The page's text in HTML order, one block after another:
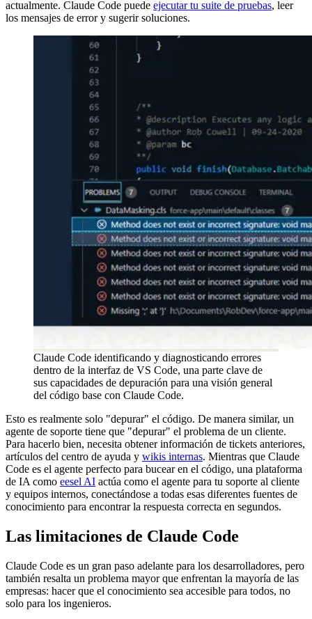
actualmente. Claude Code puede ejecutar tu suite de pruebas, leer
los mensajes de error y sugerir soluciones.
Claude Code identificando y diagnosticando errores
dentro de la interfaz de VS Code, una parte clave de
sus capacidades de depuración para una visión general
del código base con Claude Code.
Esto es realmente solo "depurar" el código. De manera similar, un
agente de soporte tiene que "depurar" el problema de un cliente.
Para hacerlo bien, necesita obtener información de tickets anteriores,
artículos del centro de ayuda y wikis internas. Mientras que Claude
Code es el agente perfecto para bucear en el código, una plataforma
de IA como eesel AI actúa como el agente para tu soporte al cliente
y equipos internos, conectándose a todas esas diferentes fuentes de
conocimiento para encontrar la respuesta correcta en segundos.
Las limitaciones de Claude Code
Claude Code es un gran paso adelante para los desarrolladores, pero
también resalta un problema mayor que enfrentan la mayoría de las
empresas: hacer que el conocimiento sea accesible para todos, no
solo para los ingenieros.